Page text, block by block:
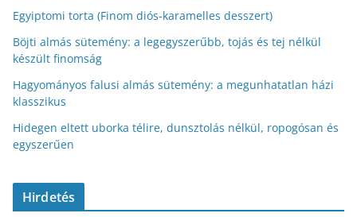
Egyiptomi torta (Finom diós-karamelles desszert)
Böjti almás sütemény: a legegyszerűbb, tojás és tej nélkül
készült finomság
Hagyományos falusi almás sütemény: a megunhatatlan házi
klasszikus
Hidegen eltett uborka télire, dunsztolás nélkül, ropogósan és
egyszerűen
Hirdetés